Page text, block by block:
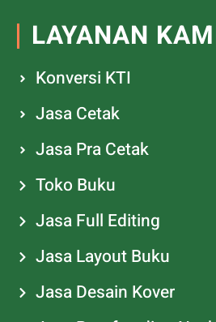
LAYANAN
Konversi KTI
Jasa Cetak
Jasa Pra Cetak
Toko Buku
Jasa Full Editing
Jasa Layout Buku
Jasa Desain Kover